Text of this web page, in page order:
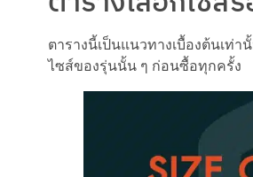
ตารางนี้เป็นแนวทางเบื้องต้นเท่
ไซส์ของรุ่นนั้น ๆ ก่อนซื้อทุกครั้ง